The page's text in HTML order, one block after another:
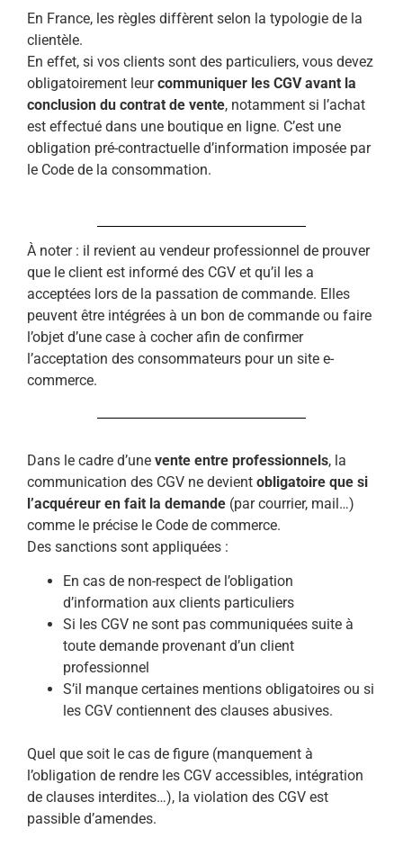
En France, les règles diffèrent selon la typologie de la
clientèle.
En effet, si vos clients sont des particuliers, vous devez
obligatoirement leurcommuniquer les CGV avant la
conclusion du contrat de vente, notamment si l’achat
est effectué dans une boutique en ligne. C’est une
obligation pré-contractuelle d’information imposée par
le Code de la consommation.
À noter : il revient au vendeur professionnel de prouver
que le client est informé des CGV et qu’il les a
acceptées lors de la passation de commande. Elles
peuvent être intégrées à un bon de commande ou faire
l’objet d’une case à cocher afin de confirmer
l’acceptation des consommateurs pour un site e-
commerce.
Dans le cadre d’une vente entre professionnels, la
communication des CGV ne devient obligatoire que si
l’acquéreur en fait la demande (par courrier, mail…)
comme le précise le Code de commerce.
Des sanctions sont appliquées :
En cas de non-respect de l’obligation
d’information aux clients particuliers
Si les CGV ne sont pas communiquées suite à
toute demande provenant d’un client
professionnel
S’il manque certaines mentions obligatoires ou si
les CGV contiennent des clauses abusives.
Quel que soit le cas de figure (manquement à
l’obligation de rendre les CGV accessibles, intégration
de clauses interdites…), la violation des CGV est
passible d’amendes.